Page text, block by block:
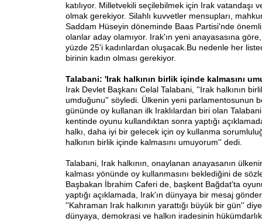
katılıyor. Milletvekili seçilebilmek için Irak vatandaşı
olmak gerekiyor. Silahlı kuvvetler mensupları,
Saddam Hüseyin döneminde Baas Partisi'nde
olanlar aday olamıyor. Irak'ın yeni anayasasına
yüzde 25'i kadınlardan oluşacak.Bu nedenle her
birinin kadın olması gerekiyor.
Talabani: 'Irak halkının birlik içinde kalmasını
Irak Devlet Başkanı Celal Talabani, ''Irak halkının
umduğunu'' söyledi. Ülkenin yeni parlamentosunun
gününde oy kullanan ilk Iraklılardan biri olan
kentinde oyunu kullandıktan sonra yaptığı
halkı, daha iyi bir gelecek için oy kullanma
halkının birlik içinde kalmasını umuyorum'' dedi.
Talabani, Irak halkının, onaylanan anayasanın
kalması yönünde oy kullanmasını beklediğini de
Başbakan İbrahim Caferi de, başkent Bağdat'ta
yaptığı açıklamada, Irak'ın dünyaya bir mesaj
''Kahraman Irak halkının yarattığı büyük bir gün''
dünyaya, demokrasi ve halkın iradesinin